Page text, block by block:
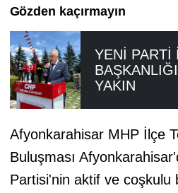
Gözden kaçırmayın
YENİ PARTİ
YAKIN
Afyonkarahisar MHP İlçe
Buluşması
Partisi'nin aktif ve coşkulu